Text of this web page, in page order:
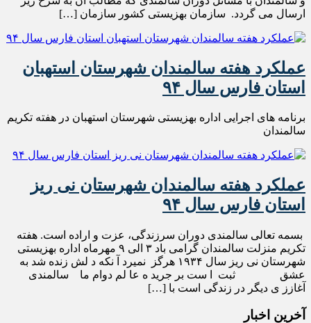
ارسال می گردد. سازمان بهزیستی کشور سازمان […]
عملکرد هفته سالمندان شهرستان استهبان
استان فارس سال ۹۴
برنامه های اجرایی اداره بهزیستی شهرستان استهبان در هفته تکریم
سالمندان
عملکرد هفته سالمندان شهرستان نی ریز
استان فارس سال ۹۴
بسمه تعالی سالمندی دوران سرزندگی، عزت و اراده است. هفته
تکریم منزلت سالمندان گرامی باد ۳ الی ۹ مهرماه اداره بهزیستی
شهرستان نی ریز سال ۱۹۳۴ هرگز نمیرد آ نکه د لش زنده شد به
عشق ثبت ا ست بر جرید ه عا لم دوام ما سالمندی
آغازز ی دیگر در زندگی است با […]
آخرین اخبار